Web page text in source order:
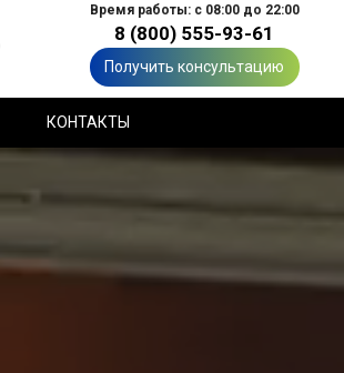
Время работы: с 08:00 до 22:00
8 (800) 555-93-61
Получить консультацию
КОНТАКТЫ